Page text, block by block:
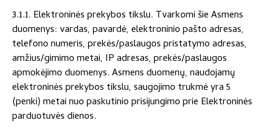
3.1.1. Elektroninės prekybos tikslu. Tvarkomi šie Asmens
duomenys: vardas, pavardė, elektroninio pašto adresas,
telefono numeris, prekės/paslaugos pristatymo adresas,
amžius/gimimo metai, IP adresas, prekės/paslaugos
apmokėjimo duomenys. Asmens duomenų, naudojamų
elektroninės prekybos tikslu, saugojimo trukmė yra 5
(penki) metai nuo paskutinio prisijungimo prie Elektroninės
parduotuvės dienos.